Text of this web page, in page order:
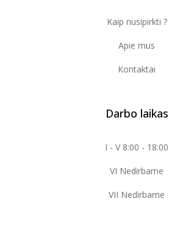
Kaip nusipirkti ?
Apie mus
Kontaktai
Darbo laikas
I - V 8:00 - 18:00
VI Nedirbame
VII Nedirbame